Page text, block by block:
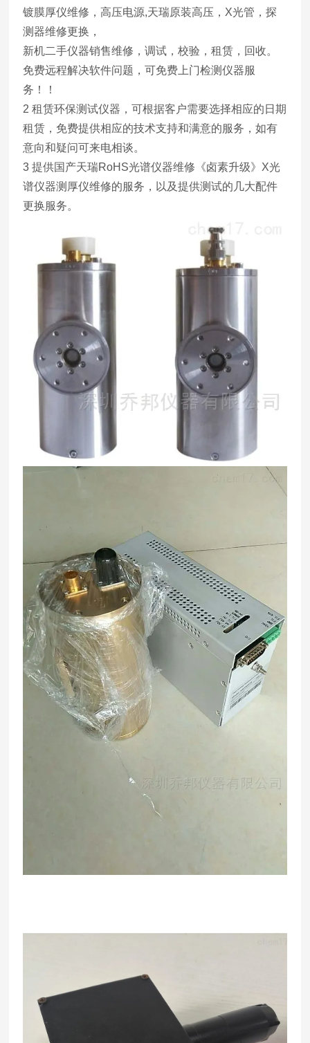
镀膜厚仪维修，高压电源,天瑞原装高压，X光管，探
测器维修更换，
新机二手仪器销售维修，调试，校验，租赁，回收。
免费远程解决软件问题，可免费上门检测仪器服
务！！
2 租赁环保测试仪器，可根据客户需要选择相应的日期
租赁，免费提供相应的技术支持和满意的服务，如有
意向和疑问可来电相谈。
3 提供国产天瑞RoHS光谱仪器维修《卤素升级》X光
谱仪器测厚仪维修的服务，以及提供测试的几大配件
更换服务。